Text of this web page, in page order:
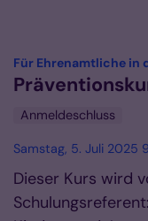
Für Ehrenamtliche in
Anmeldeschluss
Samstag, 5. Juli 2025
Dieser Kurs wird